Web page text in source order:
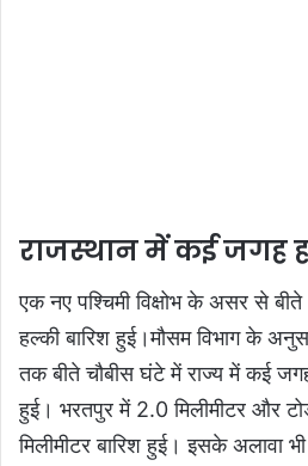
राजस्थान में कई जगह
एक नए पश्चिमी विक्षोभ के असर से
हल्की बारिश हुई।मौसम विभाग के
तक बीते चौबीस घंटे में राज्य में कई
हुई। भरतपुर में 2.0 मिलीमीटर और
मिलीमीटर बारिश हुई। इसके अलावा